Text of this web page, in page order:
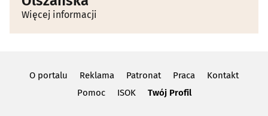
Więcej informacji
O portalu Reklama Patronat Praca
Kontakt
Pomoc
ISOK Twój Profil